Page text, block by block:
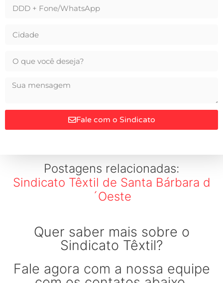
Fale com o Sindicato
Postagens relacionadas:
Sindicato Têxtil de Santa Bárbara d
´Oeste
Quer saber mais sobre o
Sindicato Têxtil?
Fale agora com a nossa equipe